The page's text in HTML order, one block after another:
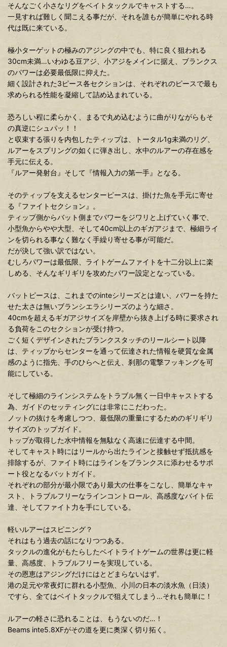
そんなごく小さなリグをベイトタックルでキャストする…。
一見すれば難しく聞こえる事だが、それを誰もが簡単にやれる時
代は既に来ている。
極小ターゲットの極みのアジングの中でも、特に良く狙われる
30cm未満…いわゆる豆アジ、小アジをメインに据え、ブランクス
のパワーは必要最低限に抑えた。
細く設計された3ピース各セクションは、それぞれのピースで最も
求められる性能を凝縮して詰め込まれている。
恐ろしい程に柔らかく、まるで丸め込むように曲がりながらもそ
の真逆にシュパッ！！
と収束する張りを内包したティップは、トータル1g未満のリグ、
ルアーをスプリングの如くに弾き出し、水中のルアーの存在感を
手元に伝える。
『ルアー発射台』そして『情報入力の第一手』となる。
そのティップを支えるセンターピースは、掛けた魚を手元に寄せ
る『ファイトセクション』。
ティップ側からバット側までパワーをジワリと上げていく事で、
小型魚からやや大型、そして40cm以上のギガアジまで、極細ライ
ンを切られる事なく難なく手繰り寄せる事が可能だ。
だが決して強い訳ではない。
むしろパワーは最低限、ライトゲームファイトを十二分以上に楽
しめる、そんなギリギリを攻めたパワー設定となっている。
バットピースは、これまでのinteシリーズとは違い、パワーを持た
せた太さは無いブランシエラシリーズのような細さ。
40cmを超えるギガアジサイズを岸壁から抜き上げる時に要求され
る負荷をこのセクションが受け持つ。
ごく短くデザインされたブランクスタッチのリールシート以降
は、ティップからセンターを通って伝達された情報を硬質な金属
感のように指先、手のひらへと伝え、刹那の電撃フッキングを可
能にしている。
そして極細のラインシステムをトラブル無く一日中キャストする
為、ガイドのセッティングには非常にこだわった。
ノットの抜けを考慮しつつ、最低限の重量にするためのギリギリ
サイズのトップガイド。
トップが取得した水中情報を無駄なく高速に伝達する中間。
そしてキャスト時にはリールから出たラインと接触せず抵抗感を
排除するが、ファイト時にはラインをブランクスに添わせるサポ
ート役となるバットガイド。
それぞれの部分が最小限であり最大の仕事をこなし、簡単なキャ
スト、トラブルフリーなラインコントロール、高感度なバイト伝
達、そしてファイト力を手にしている。
軽いルアーはスピニング？
それはもう過去の話になりつつある。
タックルの進化がもたらしたベイトライトゲームの世界は更に軽
量、高感度、トラブルフリーを実現している。
その恩恵はアジングだけにはとどまらないはず。
港の足元や常夜灯に群れる小型魚、小川の日本の淡水魚（日淡）
ですら、全てはベイトタックルで狙えてしまう…それも簡単に！
ルアーの軽さに恐れることは、もうないのだ…！
Beams inte5.8XFがその道を更に奥深く切り拓く。